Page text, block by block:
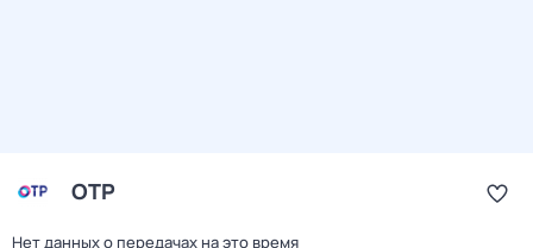
ОТР
Нет данных о передачах на это время